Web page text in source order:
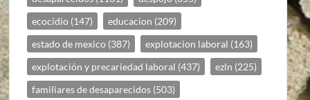
ecocidio (147) educacion (209)
estado de mexico (387) explotacion laboral (163)
explotación y precariedad laboral (437) ezln (225)
familiares de desaparecidos (503)